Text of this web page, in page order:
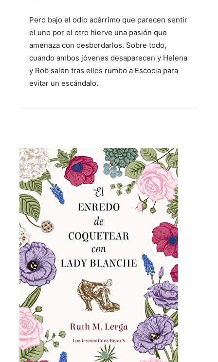
Pero bajo el odio acérrimo que parecen sentir
el uno por el otro hierve una pasión que
amenaza con desbordarlos. Sobre todo,
cuando ambos jóvenes desaparecen y Helena
y Rob salen tras ellos rumbo a Escocia para
evitar un escándalo.